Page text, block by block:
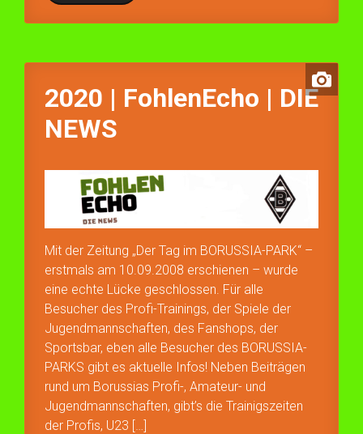
2020 | FohlenEcho | DIE
NEWS
Mit der Zeitung „Der Tag im BORUSSIA-PARK“ –
erstmals am 10.09.2008 erschienen – wurde
eine echte Lücke geschlossen. Für alle
Besucher des Profi-Trainings, der Spiele der
Jugendmannschaften, des Fanshops, der
Sportsbar, eben alle Besucher des BORUSSIA-
PARKS gibt es aktuelle Infos! Neben Beiträgen
rund um Borussias Profi-, Amateur- und
Jugendmannschaften, gibt’s die Trainigszeiten
der Profis, U23 […]